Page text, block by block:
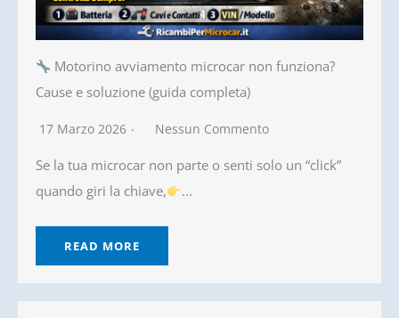
Motorino avviamento microcar non funziona?
Cause e soluzione (guida completa)
17 Marzo 2026 Nessun Commento
Se la tua microcar non parte o senti solo un “click”
quando giri la chiave,
...
READ MORE